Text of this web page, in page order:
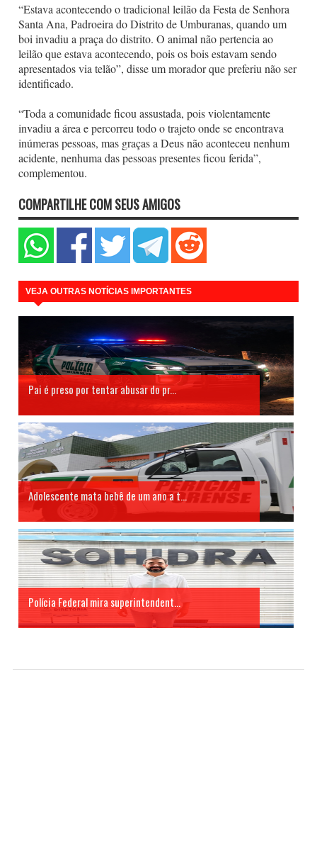
“Estava acontecendo o tradicional leilão da Festa de Senhora
Santa Ana, Padroeira do Distrito de Umburanas, quando um
boi invadiu a praça do distrito. O animal não pertencia ao
leilão que estava acontecendo, pois os bois estavam sendo
apresentados via telão”, disse um morador que preferiu não ser
identificado.
“Toda a comunidade ficou assustada, pois violentamente
invadiu a área e percorreu todo o trajeto onde se encontrava
inúmeras pessoas, mas graças a Deus não aconteceu nenhum
acidente, nenhuma das pessoas presentes ficou ferida”,
complementou.
COMPARTILHE COM SEUS AMIGOS
VEJA OUTRAS NOTÍCIAS IMPORTANTES
Pai é preso por tentar abusar do pr...
Adolescente mata bebê de um ano a t...
Polícia Federal mira superintendent...